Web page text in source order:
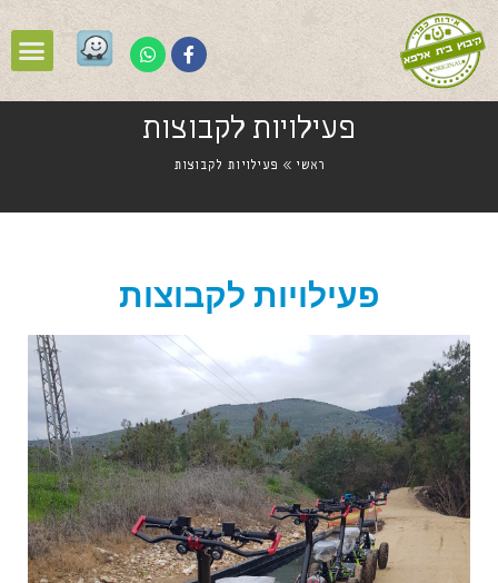
פעילויות לקבוצות
ראשי » פעילויות לקבוצות
פעילויות לקבוצות